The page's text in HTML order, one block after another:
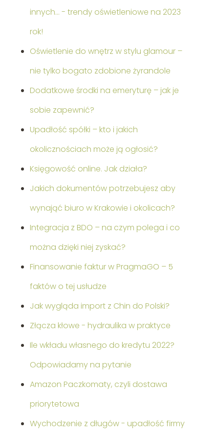
innych… - trendy oświetleniowe na 2023
rok!
Oświetlenie do wnętrz w stylu glamour –
nie tylko bogato zdobione żyrandole
Dodatkowe środki na emeryturę – jak je
sobie zapewnić?
Upadłość spółki – kto i jakich
okolicznościach może ją ogłosić?
Księgowość online. Jak działa?
Jakich dokumentów potrzebujesz aby
wynająć biuro w Krakowie i okolicach?
Integracja z BDO – na czym polega i co
można dzięki niej zyskać?
Finansowanie faktur w PragmaGO – 5
faktów o tej usłudze
Jak wygląda import z Chin do Polski?
Złącza kłowe - hydraulika w praktyce
Ile wkładu własnego do kredytu 2022?
Odpowiadamy na pytanie
Amazon Paczkomaty, czyli dostawa
priorytetowa
Wychodzenie z długów - upadłość firmy